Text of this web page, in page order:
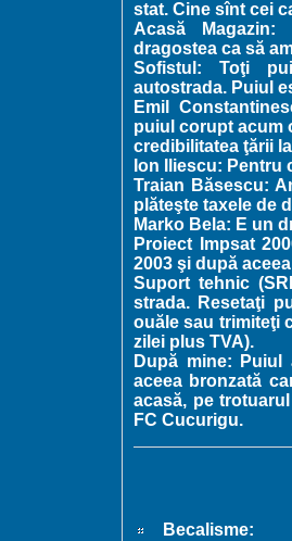
stat. Cine sînt cei
Acasă
dragostea ca să
Sofistul: Toţi
autostrada. Puiul
Emil
puiul corupt acum
credibilitatea ţării
Ion Iliescu: Pentru
Traian Băsescu:
plăteşte taxele de
Marko Bela: E un
Proiect Impsat
2003 şi după
Suport tehnic
strada. Resetaţi
ouăle sau trimiteţi
zilei plus TVA).
După mine: Puiul
aceea bronzată
acasă, pe
FC Cucurigu.
Becalisme: